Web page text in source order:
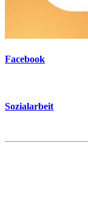
Facebook
Sozialarbeit